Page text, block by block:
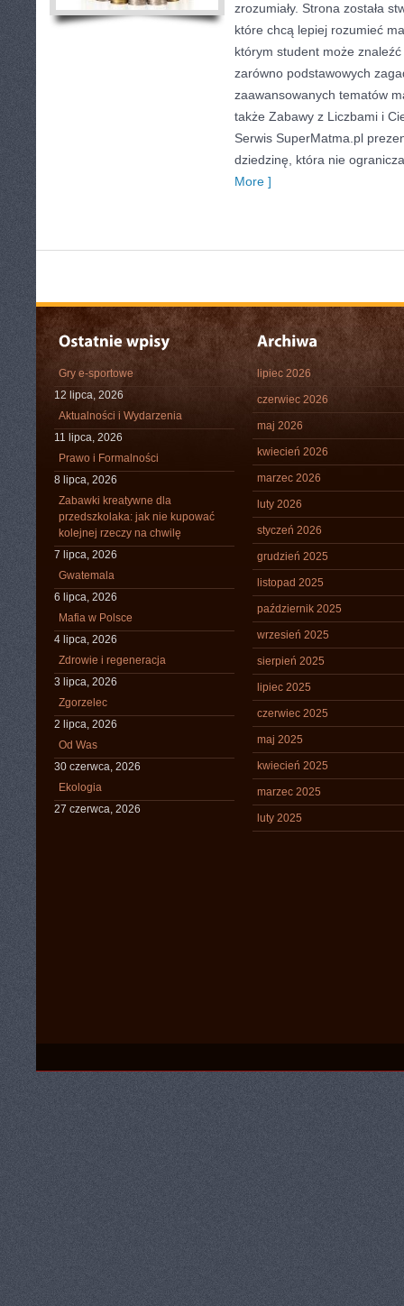
zrozumiały. Strona została
które chcą lepiej rozumieć
którym student może
zarówno podstawowych
zaawansowanych tematów
także Zabawy z Liczbami i
Serwis SuperMatma.pl
dziedzinę, która nie
More ]
Gry e-sportowe
12 lipca, 2026
Aktualności i Wydarzenia
11 lipca, 2026
Prawo i Formalności
8 lipca, 2026
Zabawki kreatywne dla
przedszkolaka: jak nie kupować
kolejnej rzeczy na chwilę
7 lipca, 2026
Gwatemala
6 lipca, 2026
Mafia w Polsce
4 lipca, 2026
Zdrowie i regeneracja
3 lipca, 2026
Zgorzelec
2 lipca, 2026
Od Was
30 czerwca, 2026
Ekologia
27 czerwca, 2026
lipiec 2026
czerwiec 2026
maj 2026
kwiecień 2026
marzec 2026
luty 2026
styczeń 2026
grudzień 2025
listopad 2025
październik 2025
wrzesień 2025
sierpień 2025
lipiec 2025
czerwiec 2025
maj 2025
kwiecień 2025
marzec 2025
luty 2025